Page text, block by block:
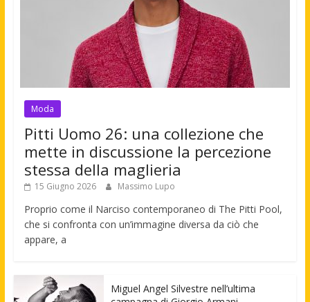
Moda
Pitti Uomo 26: una collezione che
mette in discussione la percezione
stessa della maglieria
15 Giugno 2026 Massimo Lupo
Proprio come il Narciso contemporaneo di The Pitti Pool,
che si confronta con un’immagine diversa da ciò che
appare, a
Miguel Angel Silvestre nell’ultima